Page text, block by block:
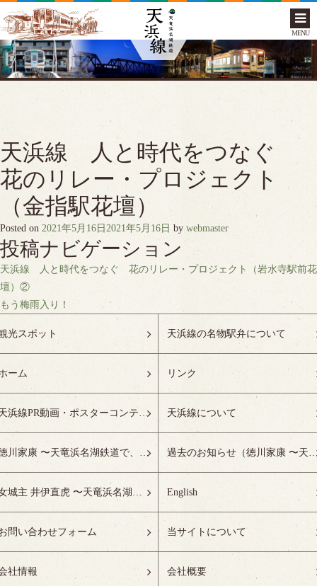
MENU
天浜線 人と時代をつなぐ
花のリレー・プロジェクト
（金指駅花壇）
Posted on 2021年5月16日 2021年5月16日 by webmaster
投稿ナビゲーション
天浜線 人と時代をつなぐ 花のリレー・プロジェクト（岩水寺駅前花
壇）②
もう梅雨入り！
光スポット 天浜線の名物駅弁について
ーム リンク
天浜線PR動画・ポスターコンテスト受賞作品特設ページ 天浜線について
徳川家康 〜天竜浜名湖鉄道で、徳川ゆかりの地へ！〜 過去のお知らせ（徳川家康 〜天竜浜名湖鉄道で、
女城主 井伊直虎 〜天竜浜名湖鉄道で、井の国へ！〜 English
問い合わせフォーム 当サイトについて
社情報 会社概要